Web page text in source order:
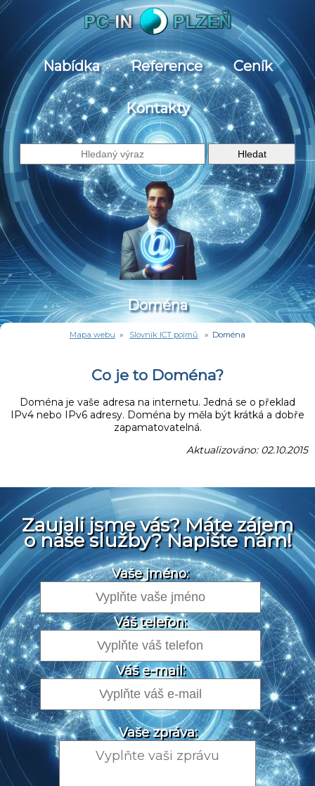
Nabídka Reference Ceník
Kontakty
Doména
Mapa webu » Slovník ICT pojmů » Doména
Co je to Doména?
Doména je vaše adresa na internetu. Jedná se o překlad
IPv4 nebo IPv6 adresy. Doména by měla být krátká a dobře
zapamatovatelná.
Aktualizováno: 02.10.2015
Zaujali jsme vás? Máte zájem
o naše služby? Napište nám!
Vaše jméno:
Váš telefon:
Váš e-mail:
Vaše zpráva: